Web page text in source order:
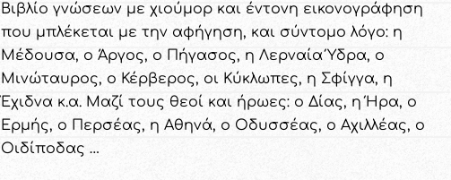
Βιβλίο γνώσεων με χιούμορ και έντονη εικονογράφηση
που μπλέκεται με την αφήγηση, και σύντομο λόγο: η
Μέδουσα, ο Άργος, ο Πήγασος, η Λερναία Ύδρα, ο
Μινώταυρος, ο Κέρβερος, οι Κύκλωπες, η Σφίγγα, η
Έχιδνα κ.α. Μαζί τους θεοί και ήρωες: ο Δίας, η Ήρα, ο
Ερμής, ο Περσέας, η Αθηνά, ο Οδυσσέας, ο Αχιλλέας, ο
Οιδίποδας …